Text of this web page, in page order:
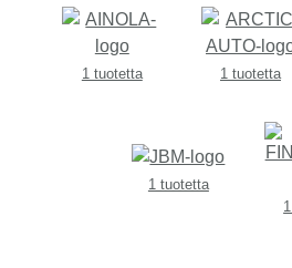
1 tuotetta 1 tuotetta
1 tuotetta